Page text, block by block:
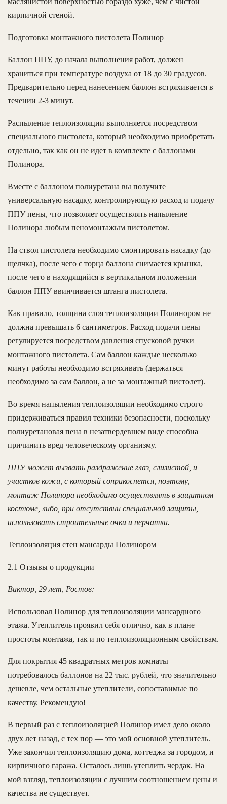
кирпичной стеной.
Подготовка монтажного пистолета Полинор
Баллон ППУ, до начала выполнения работ, должен
храниться при температуре воздуха от 18 до 30 градусов.
Предварительно перед нанесением баллон встряхивается в
течении 2-3 минут.
Распыление теплоизоляции выполняется посредством
специального пистолета, который необходимо приобретать
отдельно, так как он не идет в комплекте с баллонами
Полинора.
Вместе с баллоном полиуретана вы получите
универсальную насадку, контролирующую расход и подачу
ППУ пены, что позволяет осуществлять напыление
Полинора любым пеномонтажым пистолетом.
На ствол пистолета необходимо смонтировать насадку (до
щелчка), после чего с торца баллона снимается крышка,
после чего в находящийся в вертикальном положении
баллон ППУ ввинчивается штанга пистолета.
Как правило, толщина слоя теплоизоляции Полинором не
должна превышать 6 сантиметров. Расход подачи пены
регулируется посредством давления спусковой ручки
монтажного пистолета. Сам баллон каждые несколько
минут работы необходимо встряхивать (держаться
необходимо за сам баллон, а не за монтажный пистолет).
Во время напыления теплоизоляции необходимо строго
придерживаться правил техники безопасности, поскольку
полиуретановая пена в незатвердевшем виде способна
причинить вред человеческому организму.
ППУ может вызвать раздражение глаз, слизистой, и
участков кожи, с который соприкоснется, поэтому,
монтаж Полинора необходимо осуществлять в защитном
костюме, либо, при отсутствии специальной защиты,
использовать строительные очки и перчатки.
Теплоизоляция стен мансарды Полинором
2.1 Отзывы о продукции
Виктор, 29 лет, Ростов:
Использовал Полинор для теплоизоляции мансардного
этажа. Утеплитель проявил себя отлично, как в плане
простоты монтажа, так и по теплоизоляционным свойствам.
Для покрытия 45 квадратных метров комнаты
потребовалось баллонов на 22 тыс. рублей, что значительно
дешевле, чем остальные утеплители, сопоставимые по
качеству. Рекомендую!
В первый раз с теплоизоляцией Полинор имел дело около
двух лет назад, с тех пор — это мой основной утеплитель.
Уже закончил теплоизоляцию дома, коттеджа за городом, и
кирпичного гаража. Осталось лишь утеплить чердак. На
мой взгляд, теплоизоляции с лучшим соотношением цены и
качества не существует.